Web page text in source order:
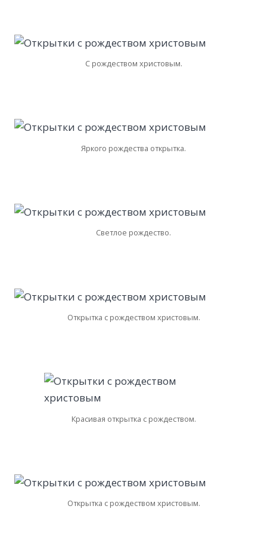
С рождеством христовым.
Яркого рождества открытка.
Светлое рождество.
Открытка с рождеством христовым.
Красивая открытка с рождеством.
Открытка с рождеством христовым.